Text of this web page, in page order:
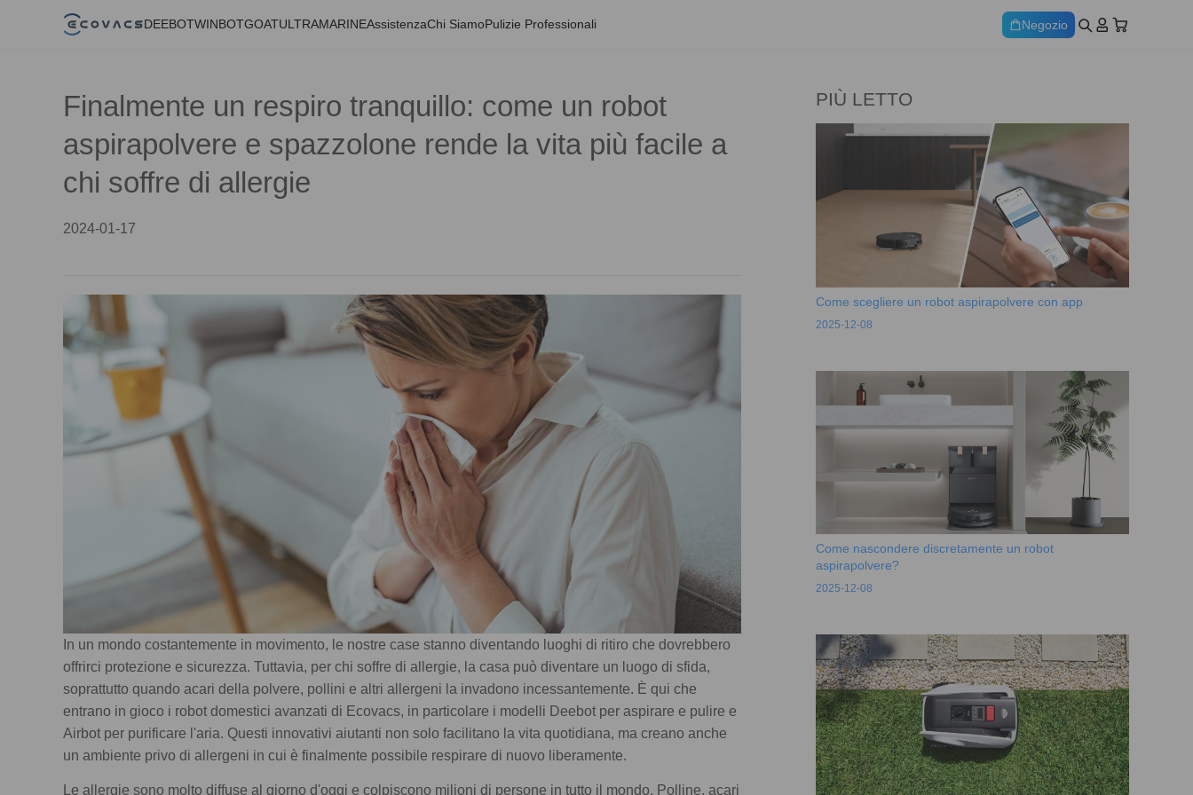
DEEBOTWINBOTGOATULTRAMARINEAssistenzaChi SiamoPulizie Professionali Negozio
Finalmente un respiro tranquillo: come un robot
aspirapolvere e spazzolone rende la vita più facile a
chi soffre di allergie
2024-01-17
In un mondo costantemente in movimento, le nostre case stanno diventando luoghi di ritiro che dovrebbero
offrirci protezione e sicurezza. Tuttavia, per chi soffre di allergie, la casa può diventare un luogo di sfida,
soprattutto quando acari della polvere, pollini e altri allergeni la invadono incessantemente. È qui che
entrano in gioco i robot domestici avanzati di Ecovacs, in particolare i modelli Deebot per aspirare e pulire e
Airbot per purificare l'aria. Questi innovativi aiutanti non solo facilitano la vita quotidiana, ma creano anche
un ambiente privo di allergeni in cui è finalmente possibile respirare di nuovo liberamente.
Le allergie sono molto diffuse al giorno d'oggi e colpiscono milioni di persone in tutto il mondo. Polline, acari
PIÙ LETTO
Come scegliere un robot aspirapolvere con app
2025-12-08
Come nascondere discretamente un robot
aspirapolvere?
2025-12-08